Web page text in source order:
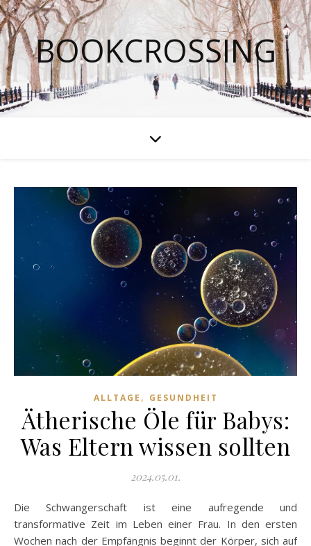
BOOKCROSSING
ALLTAGE , GESUNDHEIT
Ätherische Öle für Babys:
Was Eltern wissen sollten
2024.05.01.
Die Schwangerschaft ist eine aufregende und
transformative Zeit im Leben einer Frau. In den ersten
Wochen nach der Empfängnis beginnt der Körper, sich auf